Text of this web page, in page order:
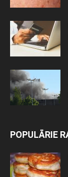
POPULĀRIE